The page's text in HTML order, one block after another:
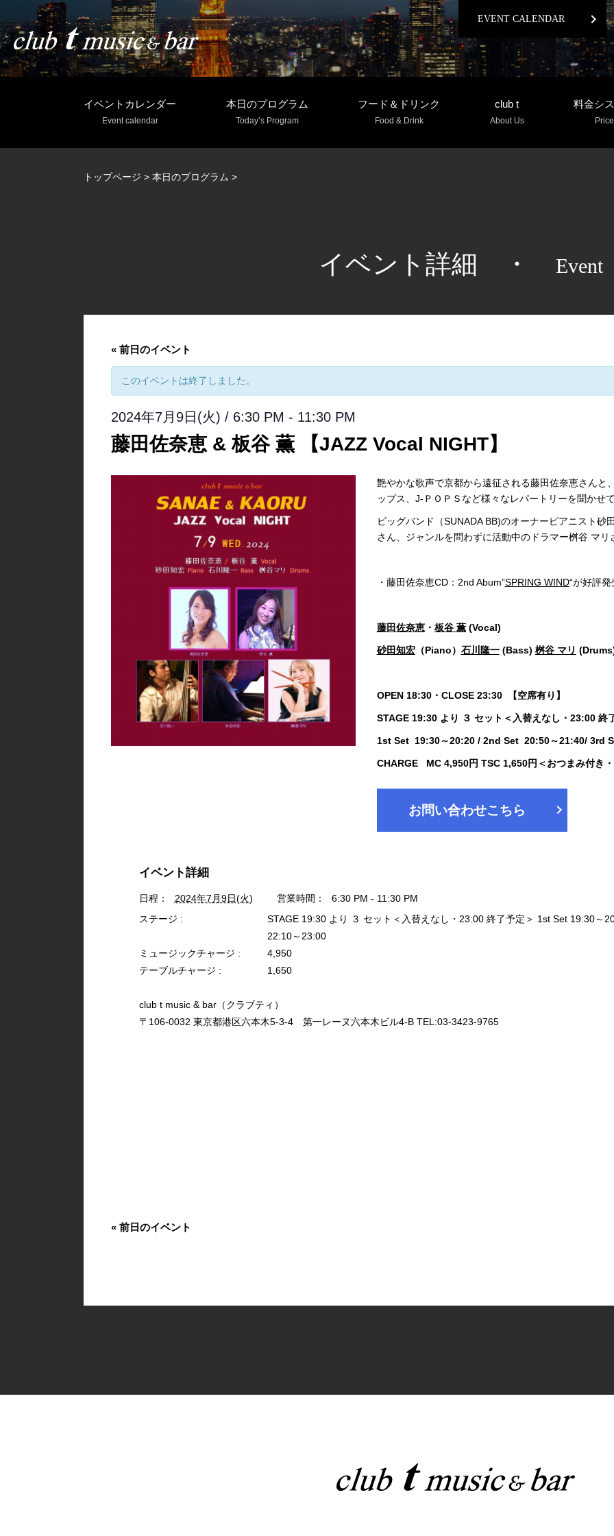
EVENT CALENDAR chevron_right
イベントカレンダー
Event calendar
本日のプログラム
Today’s Program
フード＆ドリンク
Food & Drink
club t
About Us
料金シ
Price
トップページ > 本日のプログラム >
イベント詳細 ・ Event
« 前日のイベント
このイベントは終了しました。
2024年7月9日(火) / 6:30 PM - 11:30 PM
藤田佐奈恵 & 板谷 薫 【JAZZ Vocal NIGHT】
艶やかな歌声で京都から遠征される藤田佐奈恵さんと
ップス、J-ＰＯＰＳなど様々なレパートリーを聞かせ
ビッグバンド（SUNADA BB)のオーナーピアニスト
さん、ジャンルを問わずに活動中のドラマー桝谷 マリ
・藤田佐奈恵CD：2nd Abum”SPRING WIND“が好評発
藤田佐奈恵・ 板谷 薫(Vocal)
砂田知宏（Piano） 石川隆一(Bass) 桝谷 マリ
OPEN 18:30・CLOSE 23:30 【空席有り】
STAGE 19:30 より ３ セット＜入替えなし・
1st Set 19:30～20:20 / 2nd Set 20:50～21:40/
CHARGE MC 4,950円 TSC 1,650円＜おつまみ付き・
お問い合わせこちら chevron_right
イベント詳細
日程： 2024年7月9日(火) 営業時間：
6:30 PM - 11:30 PM
ステージ :
STAGE 19:30 より ３ セット＜入替えなし・23:00 終了予定＞ 1st Set 19:30～
22:10～23:00
ミュージックチャージ :
4,950
テーブルチャージ :
1,650
club t music & bar（クラブティ）
〒106-0032 東京都港区六本木5-3-4 第一レーヌ六本木ビル4-B TEL:03-3423-9765
« 前日のイベント